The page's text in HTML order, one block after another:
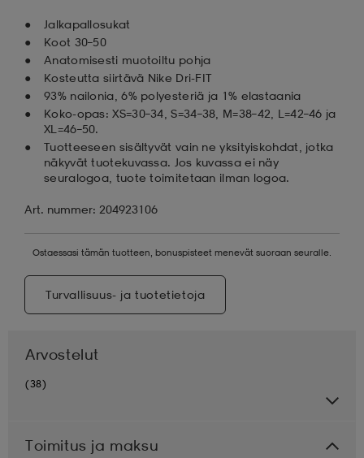
Jalkapallosukat
Koot 30–50
Anatomisesti muotoiltu pohja
Kosteutta siirtävä Nike Dri-FIT
93% nailonia, 6% polyesteriä ja 1% elastaania
Koko-opas: XS=30–34, S=34–38, M=38–42, L=42–46 ja
XL=46–50.
Tuotteeseen sisältyvät vain ne yksityiskohdat, jotka
näkyvät tuotekuvassa. Jos kuvassa ei näy
seuralogoa, tuote toimitetaan ilman logoa.
Art. nummer: 204923106
Ostaessasi tämän tuotteen, bonuspisteet menevät suoraan seuralle.
Turvallisuus- ja tuotetietoja
Arvostelut
(38)
Toimitus ja maksu